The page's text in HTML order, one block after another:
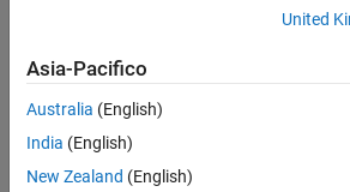
United
Asia-Pacifico
Australia (English)
India (English)
New Zealand (English)